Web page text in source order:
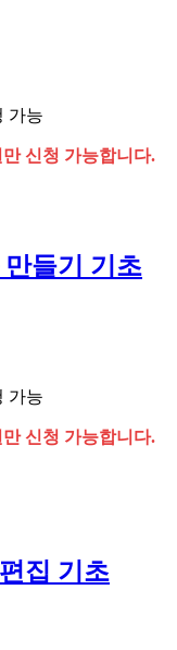
가능
신청 가능합니다.
들기 기초
가능
신청 가능합니다.
집 기초